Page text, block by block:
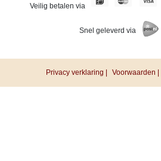
Veilig betalen via
Snel geleverd via
Privacy verklaring | Voorwaarden |